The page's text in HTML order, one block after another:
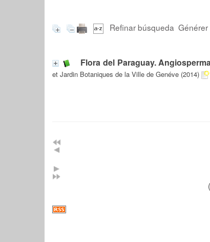
Refinar búsqueda
Flora del Paraguay.
et Jardin Botaniques de la Ville de Genéve (2014)